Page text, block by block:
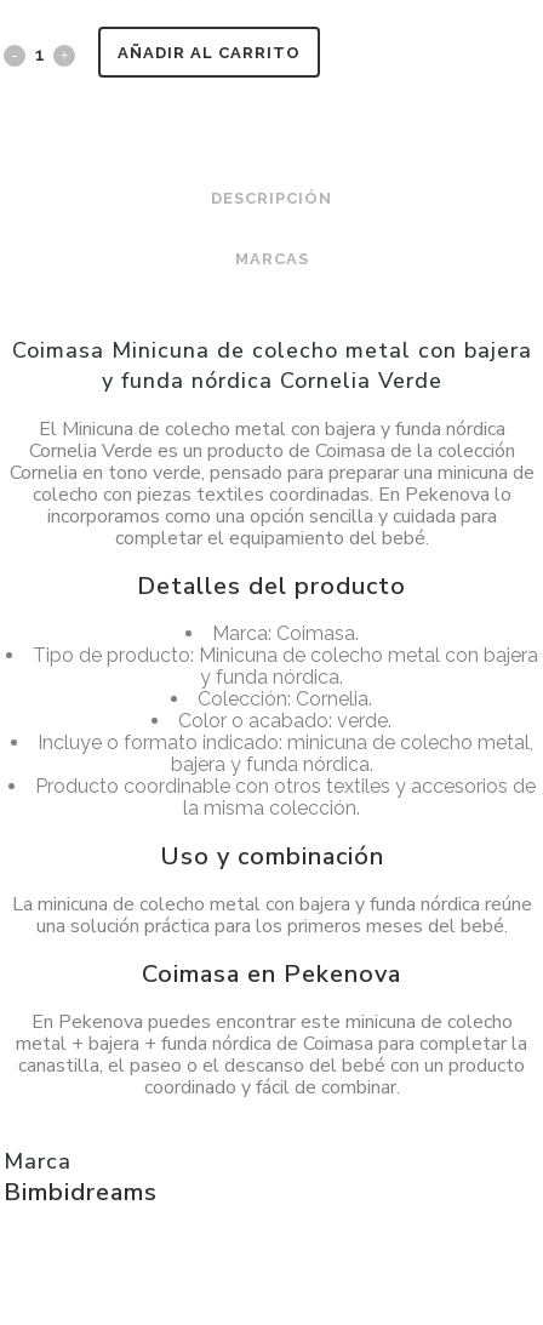
AÑADIR AL CARRITO
DESCRIPCIÓN
MARCAS
Coimasa Minicuna de colecho metal con bajera
y funda nórdica Cornelia Verde
El Minicuna de colecho metal con bajera y funda nórdica
Cornelia Verde es un producto de Coimasa de la colección
Cornelia en tono verde, pensado para preparar una minicuna de
colecho con piezas textiles coordinadas. En Pekenova lo
incorporamos como una opción sencilla y cuidada para
completar el equipamiento del bebé.
Detalles del producto
Marca: Coimasa.
Tipo de producto: Minicuna de colecho metal con bajera
y funda nórdica.
Colección: Cornelia.
Color o acabado: verde.
Incluye o formato indicado: minicuna de colecho metal,
bajera y funda nórdica.
Producto coordinable con otros textiles y accesorios de
la misma colección.
Uso y combinación
La minicuna de colecho metal con bajera y funda nórdica reúne
una solución práctica para los primeros meses del bebé.
Coimasa en Pekenova
En Pekenova puedes encontrar este minicuna de colecho
metal + bajera + funda nórdica de Coimasa para completar la
canastilla, el paseo o el descanso del bebé con un producto
coordinado y fácil de combinar.
Marca
Bimbidreams